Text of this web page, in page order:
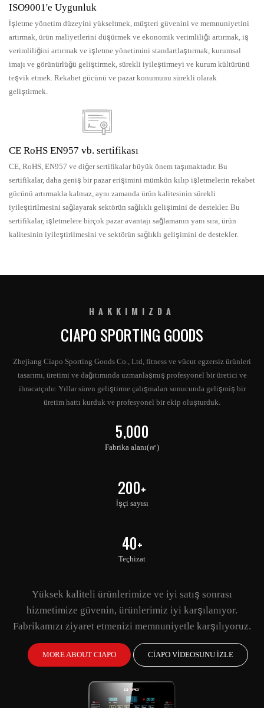
ISO9001'e Uygunluk
İşletme yönetim düzeyini yükseltmek, müşteri güvenini ve memnuniyetini
artırmak, ürün maliyetlerini düşürmek ve ekonomik verimliliği artırmak, iş
verimliliğini artırmak ve işletme yönetimini standartlaştırmak, kurumsal
imajı ve görünürlüğü geliştirmek, sürekli iyileştirmeyi ve kurum kültürünü
teşvik etmek. Rekabet gücünü ve pazar konumunu sürekli olarak
geliştirmek.
CE RoHS EN957 vb. sertifikası
CE, RoHS, EN957 ve diğer sertifikalar büyük önem taşımaktadır. Bu
sertifikalar, daha geniş bir pazar erişimini mümkün kılıp işletmelerin rekabet
gücünü artırmakla kalmaz, aynı zamanda ürün kalitesinin sürekli
iyileştirilmesini sağlayarak sektörün sağlıklı gelişimini de destekler. Bu
sertifikalar, işletmelere birçok pazar avantajı sağlamanın yanı sıra, ürün
kalitesinin iyileştirilmesini ve sektörün sağlıklı gelişimini de destekler.
HAKKIMIZDA
CIAPO SPORTING GOODS
Zhejiang Ciapo Sporting Goods Co., Ltd, fitness ve vücut egzersiz ürünleri
tasarımı, üretimi ve dağıtımında uzmanlaşmış profesyonel bir üretici ve
ihracatçıdır. Yıllar süren geliştirme çalışmaları sonucunda gelişmiş bir
üretim hattı kurduk ve profesyonel bir ekip oluşturduk.
5,000
Fabrika alanı(㎡)
200+
İşçi sayısı
40+
Teçhizat
Yüksek kaliteli ürünlerimize ve iyi satış sonrası
hizmetimize güvenin, ürünlerimiz iyi karşılanıyor.
Fabrikamızı ziyaret etmenizi memnuniyetle karşılıyoruz.
MORE ABOUT CIAPO CIAPO VİDEOSUNU İZLE